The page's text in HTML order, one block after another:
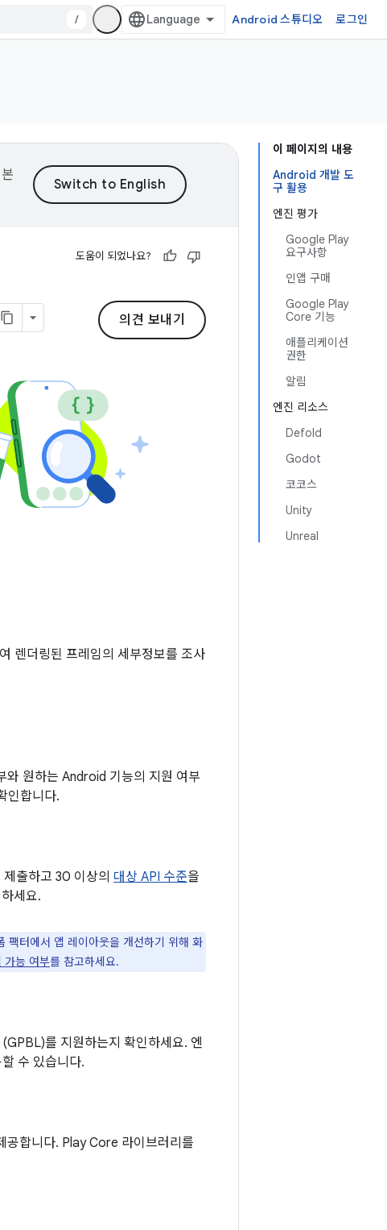
/ Android 스튜디오 로그인
이 페이지의 내용
Android 개발 도
구 활용
엔진 평가
Google Play
요구사항
인앱 구매
Google Play
Core 기능
애플리케이션
권한
알림
엔진 리소스
Defold
Godot
코코스
Unity
Unreal
도움이 되었나요?
의견 보내기
렌더링된 프레임의 세부정보를 조사
원하는 Android 기능의 지원 여부
인합니다.
제출하고 30 이상의 대상 API 수준을
세요.
터에서 앱 레이아웃을 개선하기 위해 화
가능 여부를 참고하세요.
(GPBL)를 지원하는지 확인하세요. 엔
수 있습니다.
합니다. Play Core 라이브러리를